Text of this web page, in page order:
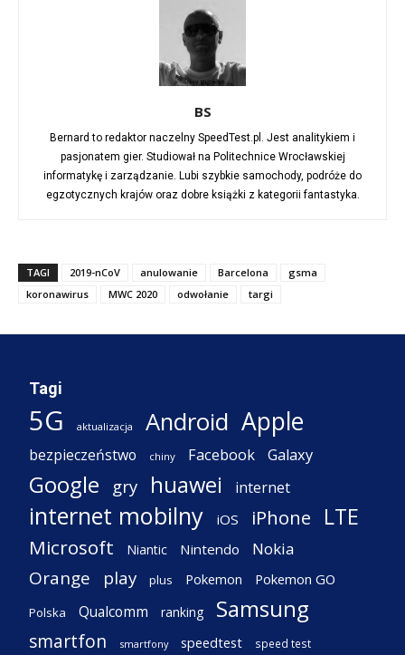
BS
Bernard to redaktor naczelny SpeedTest.pl. Jest analitykiem i
pasjonatem gier. Studiował na Politechnice Wrocławskiej
informatykę i zarządzanie. Lubi szybkie samochody, podróże do
egzotycznych krajów oraz dobre książki z kategorii fantastyka.
TAGI 2019-nCoV anulowanie Barcelona
gsma
koronawirus
MWC 2020 odwołanie targi
Tagi
5G aktualizacja Android Apple
bezpieczeństwo chiny Facebook Galaxy
Google gry huawei internet
internet mobilny iOS iPhone LTE
Microsoft Niantic Nintendo Nokia
Orange play plus Pokemon Pokemon GO
Polska Qualcomm ranking Samsung
smartfon smartfony speedtest speed test